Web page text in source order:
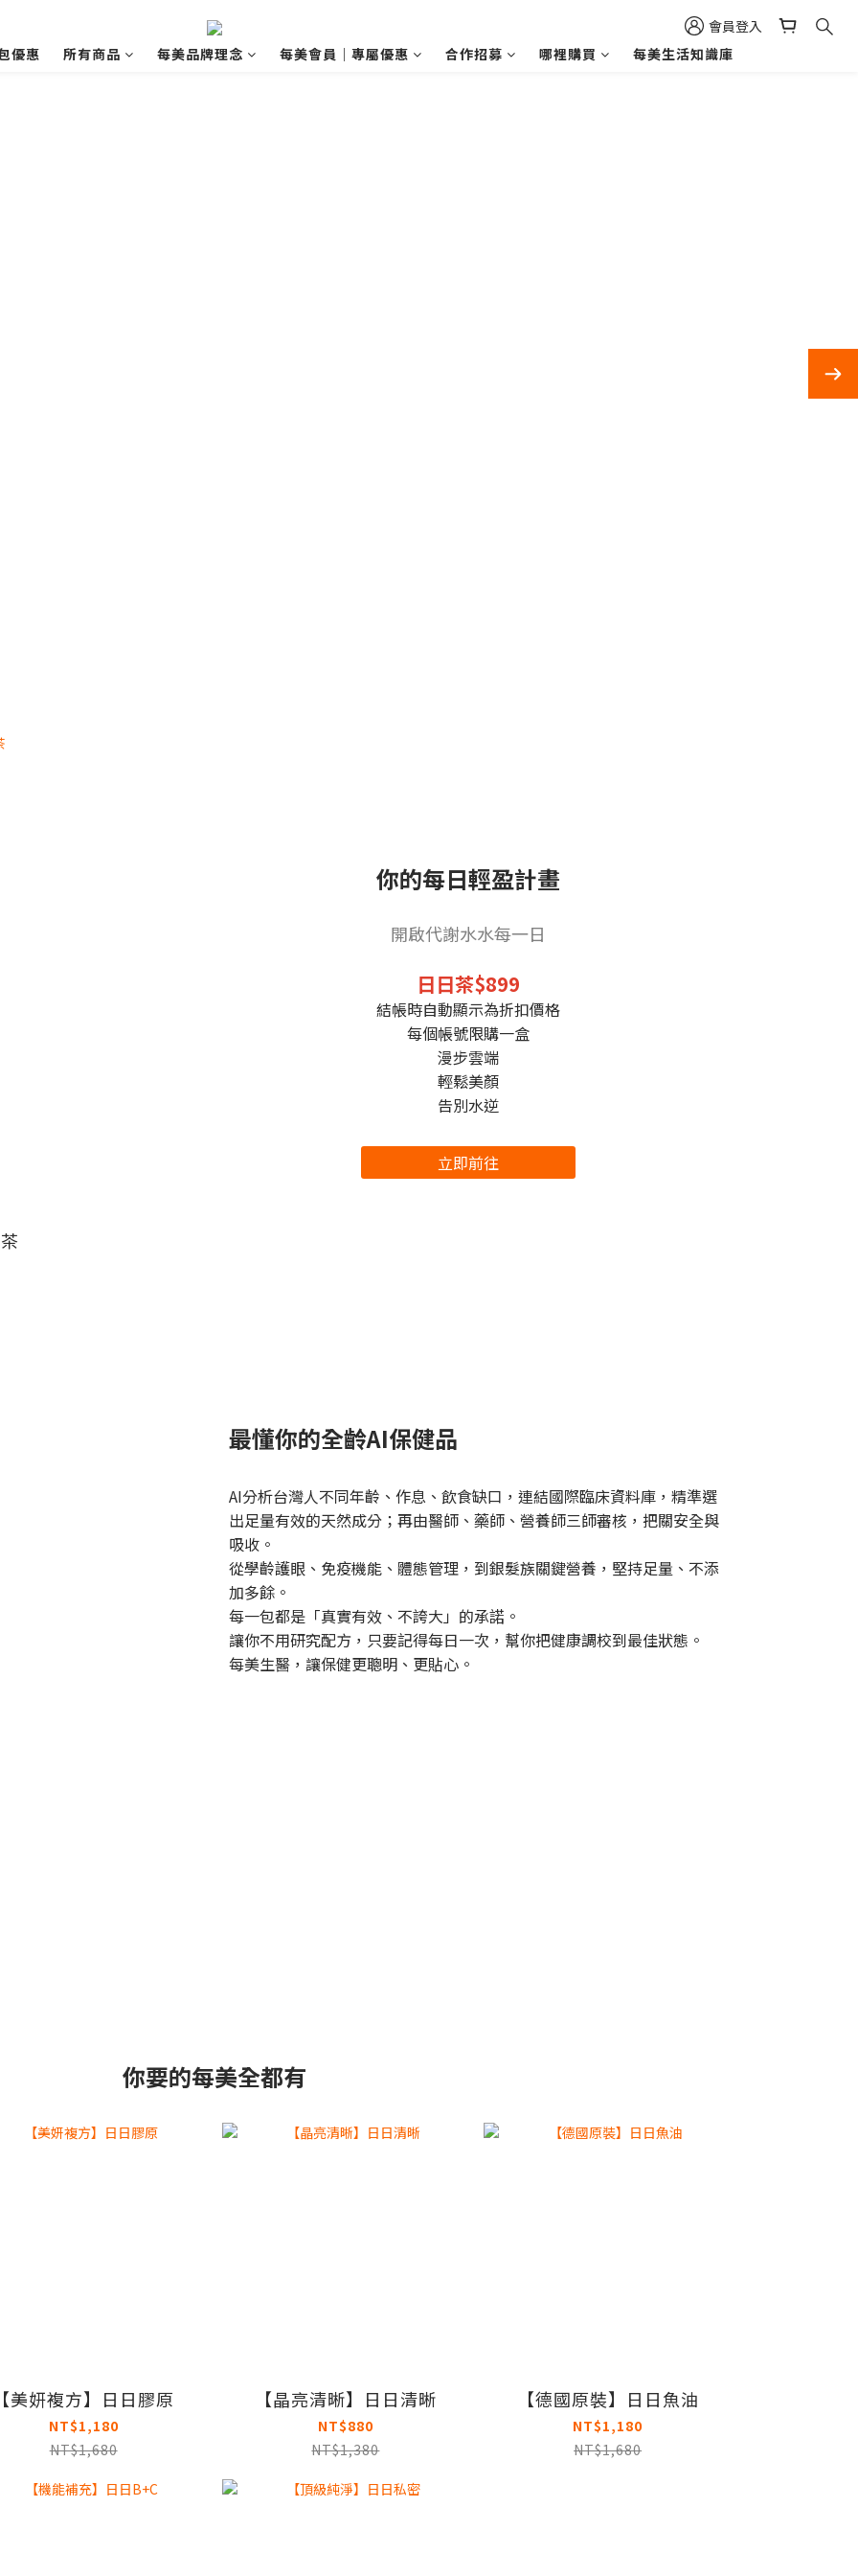
會員登入
優惠 所有商品 每美品牌理念 每美會員｜專屬優惠 合作招募 哪裡購買 每美生活知識庫
你的每日輕盈計畫
開啟代謝水水每一日
日日茶$899
結帳時自動顯示為折扣價格
每個帳號限購一盒
漫步雲端
輕鬆美顏
告別水逆
立即前往
最懂你的全齡AI保健品
AI分析台灣人不同年齡、作息、飲食缺口，連結國際臨床資料庫，精準選
出足量有效的天然成分；再由醫師、藥師、營養師三師審核，把關安全與
吸收。
從學齡護眼、免疫機能、體態管理，到銀髮族關鍵營養，堅持足量、不添
加多餘。
每一包都是「真實有效、不誇大」的承諾。
讓你不用研究配方，只要記得每日一次，幫你把健康調校到最佳狀態。
每美生醫，讓保健更聰明、更貼心。
你要的每美全都有
【美妍複方】日日膠原
NT$1,180
NT$1,680
【晶亮清晰】日日清晰
NT$880
NT$1,380
【德國原裝】日日魚油
NT$1,180
NT$1,680